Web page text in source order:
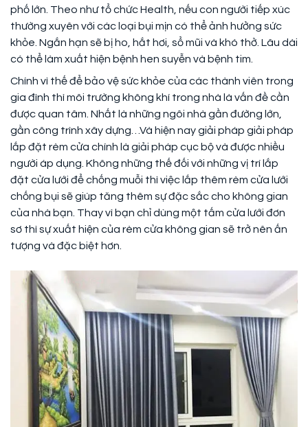
phố lớn. Theo như tổ chức Health, nếu con người tiếp xúc
thường xuyên với các loại bụi mịn có thể ảnh hưởng sức
khỏe. Ngắn hạn sẽ bị ho, hắt hơi, sổ mũi và khó thở. Lâu dài
có thể làm xuất hiện bệnh hen suyễn và bệnh tim.
Chính vì thế để bảo vệ sức khỏe của các thành viên trong
gia đình thì môi trường không khí trong nhà là vấn đề cần
được quan tâm. Nhất là những ngôi nhà gần đường lớn,
gần công trình xây dựng…Và hiện nay giải pháp giải pháp
lắp đặt rèm cửa chính là giải pháp cục bộ và được nhiều
người áp dụng. Không những thế đối với những vị trí lắp
đặt cửa lưới để chống muỗi thì việc lắp thêm rèm cửa lưới
chống bụi sẽ giúp tăng thêm sự đặc sắc cho không gian
của nhà bạn. Thay vì bạn chỉ dùng một tấm cửa lưới đơn
sơ thì sự xuất hiện của rèm cửa không gian sẽ trở nên ấn
tượng và đặc biệt hơn.